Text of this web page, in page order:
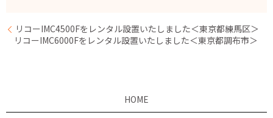
リコーIMC4500Fをレンタル設置いたしました＜東京都練馬区＞
リコーIMC6000Fをレンタル設置いたしました＜東京都調布市＞
HOME